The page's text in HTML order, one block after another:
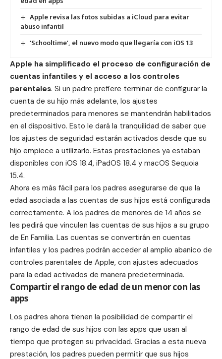
Apple revisa las fotos subidas a iCloud para evitar
abuso infantil
‘Schooltime’, el nuevo modo que llegaría con iOS 13
Apple ha simplificado el proceso de configuración de
cuentas infantiles y el acceso a los controles
parentales. Si un padre prefiere terminar de configurar la
cuenta de su hijo más adelante, los ajustes
predeterminados para menores se mantendrán habilitados
en el dispositivo. Esto le dará la tranquilidad de saber que
los ajustes de seguridad estarán activados desde que su
hijo empiece a utilizarlo. Estas prestaciones ya estaban
disponibles con iOS 18.4, iPadOS 18.4 y macOS Sequoia
15.4.
Ahora es más fácil para los padres asegurarse de que la
edad asociada a las cuentas de sus hijos está configurada
correctamente. A los padres de menores de 14 años se
les pedirá que vinculen las cuentas de sus hijos a su grupo
de En Familia. Las cuentas se convertirán en cuentas
infantiles y los padres podrán acceder al amplio abanico de
controles parentales de Apple, con ajustes adecuados
para la edad activados de manera predeterminada.
Compartir el rango de edad de un menor con las
apps
Los padres ahora tienen la posibilidad de compartir el
rango de edad de sus hijos con las apps que usan al
tiempo que protegen su privacidad. Gracias a esta nueva
prestación, los padres pueden permitir que sus hijos